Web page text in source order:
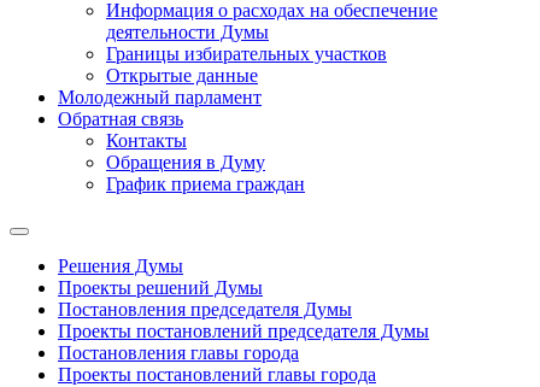
Информация о расходах на обеспечение
деятельности Думы
Границы избирательных участков
Открытые данные
Молодежный парламент
Обратная связь
Контакты
Обращения в Думу
График приема граждан
Решения Думы
Проекты решений Думы
Постановления председателя Думы
Проекты постановлений председателя Думы
Постановления главы города
Проекты постановлений главы города